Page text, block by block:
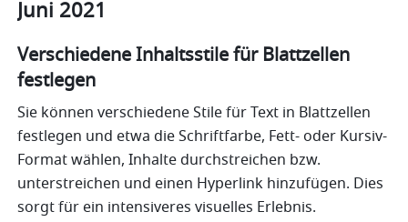
Juni 2021
Verschiedene Inhaltsstile für Blattzellen
festlegen
Sie können verschiedene Stile für Text in Blattzellen
festlegen und etwa die Schriftfarbe, Fett- oder Kursiv-
Format wählen, Inhalte durchstreichen bzw.
unterstreichen und einen Hyperlink hinzufügen. Dies
sorgt für ein intensiveres visuelles Erlebnis.